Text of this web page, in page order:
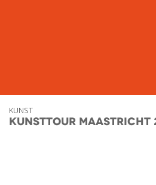
KUNST
Kunsttour Maastricht